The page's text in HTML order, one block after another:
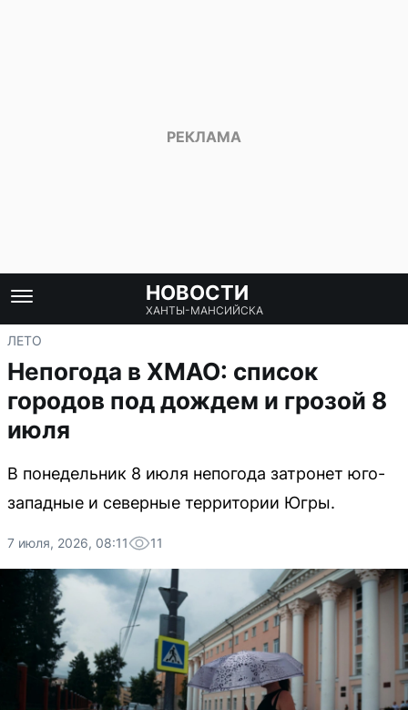
НОВОСТИ
ХАНТЫ-МАНСИЙСКА
ЛЕТО
Непогода в ХМАО: список
городов под дождем и грозой 8
июля
В понедельник 8 июля непогода затронет юго-
западные и северные территории Югры.
7 июля, 2026, 08:11 11